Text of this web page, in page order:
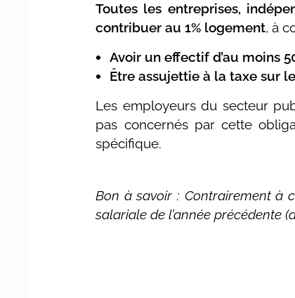
Toutes les entreprises,
contribuer au 1% logement, à
Avoir un effectif d’au moins
Être assujettie à la taxe sur
Les employeurs du secteur
pas concernés par cette
spécifique.
Bon à savoir : Contrairement à
salariale de l’année précédente